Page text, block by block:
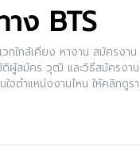
ง BTS
วกใกล้เคียง หางาน สมัคร
ผู้สมัคร วุฒิ และวิธีสมัครงา
จตำแหน่งงานไหน ให้คลิกดู